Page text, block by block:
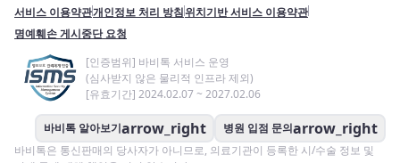
서비스 이용약관개인정보 처리 방침위치기반 서비스 이용약관
명예훼손 게시중단 요청
[인증범위] 바비톡 서비스 운영
(심사받지 않은 물리적 인프라 제외)
[유효기간] 2024.02.07 ~ 2027.02.06
바비톡 알아보기arrow_right 병원 입점 문의arrow_right
바비톡은 통신판매의 당사자가 아니므로, 의료기관이 등록한 시/수술 정보 및